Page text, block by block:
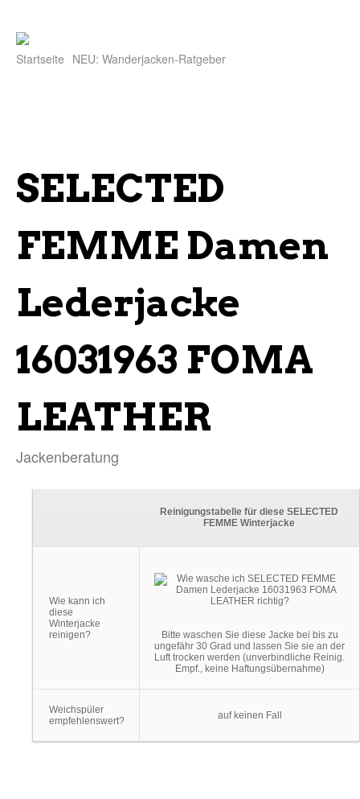
Startseite NEU: Wanderjacken-Ratgeber
SELECTED
FEMME Damen
Lederjacke
16031963 FOMA
LEATHER
Jackenberatung
Reinigungstabelle für diese SELECTED
FEMME Winterjacke
Wie kann ich
diese
Winterjacke
reinigen?
Bitte waschen Sie diese Jacke bei bis zu
ungefähr 30 Grad und lassen Sie sie an der
Luft trocken werden (unverbindliche Reinig.
Empf., keine Haftungsübernahme)
Weichspüler
empfehlenswert?
auf keinen Fall